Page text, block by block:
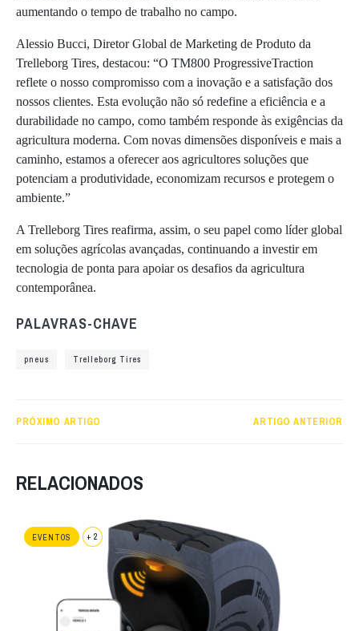
aumentando o tempo de trabalho no campo.
Alessio Bucci, Diretor Global de Marketing de Produto da
Trelleborg Tires, destacou: “O TM800 ProgressiveTraction
reflete o nosso compromisso com a inovação e a satisfação dos
nossos clientes. Esta evolução não só redefine a eficiência e a
durabilidade no campo, como também responde às exigências da
agricultura moderna. Com novas dimensões disponíveis e mais a
caminho, estamos a oferecer aos agricultores soluções que
potenciam a produtividade, economizam recursos e protegem o
ambiente.”
A Trelleborg Tires reafirma, assim, o seu papel como líder global
em soluções agrícolas avançadas, continuando a investir em
tecnologia de ponta para apoiar os desafios da agricultura
contemporânea.
PALAVRAS-CHAVE
pneus Trelleborg Tires
PRÓXIMO ARTIGO ARTIGO ANTERIOR
RELACIONADOS
EVENTOS + 2